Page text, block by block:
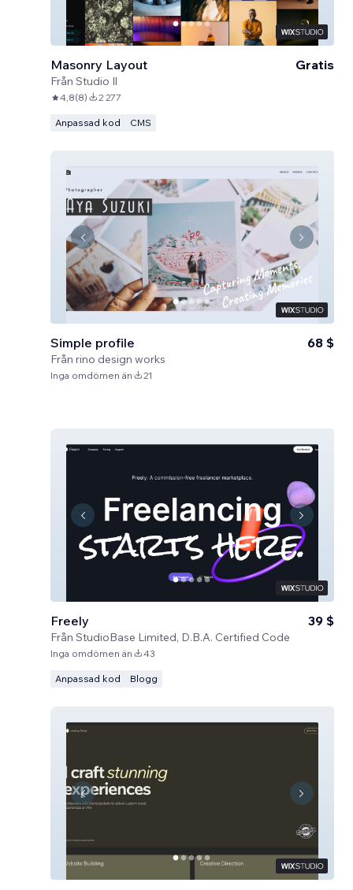
Masonry Layout
Från Studio Il
Gratis
4,8(8) 2 277
Anpassad kod CMS
Simple profile
Från rino design works
68 $
Inga omdömen än 21
Freely
Från StudioBase Limited, D.B.A. Certified Code
39 $
Inga omdömen än 43
Anpassad kod Blogg